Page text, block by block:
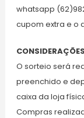
whatsapp
cupom extra e o
CONSIDERAÇÕES
O sorteio será
preenchido e
caixa da loja
Compras